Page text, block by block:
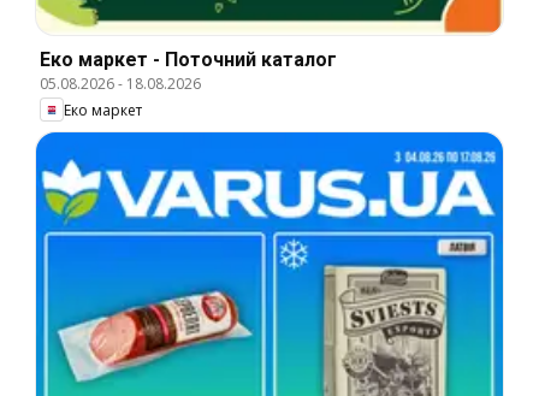
Еко маркет - Поточний каталог
05.08.2026- 18.08.2026
Еко маркет